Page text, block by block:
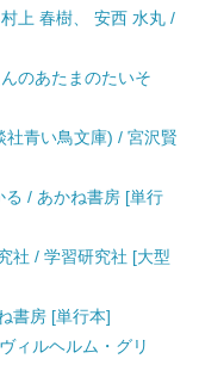
上 春樹、 安西 水丸 /
のあたまのたいそ
青い鳥文庫) / 宮沢賢
/ あかね書房 [単行
社 / 学習研究社 [大型
書房 [単行本]
ィルヘルム・グリ